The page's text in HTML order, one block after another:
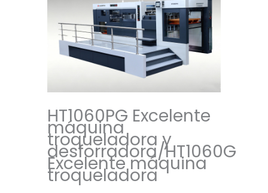
HT1060PG Excelente
máquina
troqueladora y
desforradora/HT1060G
Excelente máquina
troqueladora